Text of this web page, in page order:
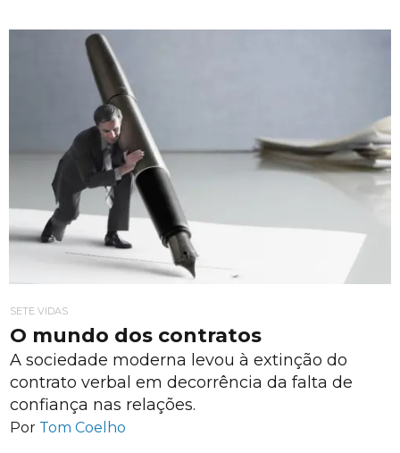
SETE VIDAS
O mundo dos contratos
A sociedade moderna levou à extinção do
contrato verbal em decorrência da falta de
confiança nas relações.
Por Tom Coelho